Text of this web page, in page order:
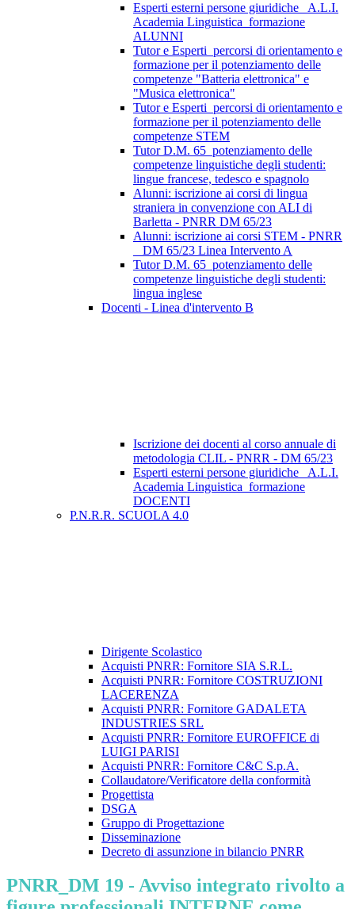
Esperti esterni persone giuridiche_ A.L.I.
Academia Linguistica_formazione
ALUNNI
Tutor e Esperti_percorsi di orientamento e
formazione per il potenziamento delle
competenze "Batteria elettronica" e
"Musica elettronica"
Tutor e Esperti_percorsi di orientamento e
formazione per il potenziamento delle
competenze STEM
Tutor D.M. 65_potenziamento delle
competenze linguistiche degli studenti:
lingue francese, tedesco e spagnolo
Alunni: iscrizione ai corsi di lingua
straniera in convenzione con ALI di
Barletta - PNRR DM 65/23
Alunni: iscrizione ai corsi STEM - PNRR
_ DM 65/23 Linea Intervento A
Tutor D.M. 65_potenziamento delle
competenze linguistiche degli studenti:
lingua inglese
Docenti - Linea d'intervento B
Iscrizione dei docenti al corso annuale di
metodologia CLIL - PNRR - DM 65/23
Esperti esterni persone giuridiche_ A.L.I.
Academia Linguistica_formazione
DOCENTI
P.N.R.R. SCUOLA 4.0
Dirigente Scolastico
Acquisti PNRR: Fornitore SIA S.R.L.
Acquisti PNRR: Fornitore COSTRUZIONI
LACERENZA
Acquisti PNRR: Fornitore GADALETA
INDUSTRIES SRL
Acquisti PNRR: Fornitore EUROFFICE di
LUIGI PARISI
Acquisti PNRR: Fornitore C&C S.p.A.
Collaudatore/Verificatore della conformità
Progettista
DSGA
Gruppo di Progettazione
Disseminazione
Decreto di assunzione in bilancio PNRR
PNRR_DM 19 - Avviso integrato rivolto a